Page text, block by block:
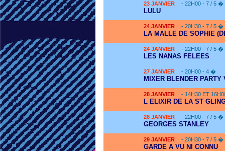
23 JANVIER - 22H00 - 7 / 5 �
LULU
24 JANVIER - 20H30 - 7 / 5 �
LA MALLE DE SOPHIE
24 JANVIER - 22H00 - 7 / 5 �
LES NANAS FELEES
27 JANVIER - 20H00 - 4 �
MIXER BLENDER PARTY
28 JANVIER - 14H30 ET
L ELIXIR DE LA ST
28 JANVIER - 22H00 - 7 / 5 �
GEORGES STANLEY
29 JANVIER - 20H30 - 7 / 5 �
GARDE A VU NI CONNU